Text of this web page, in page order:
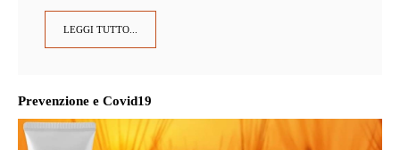
LEGGI TUTTO...
Prevenzione e Covid19